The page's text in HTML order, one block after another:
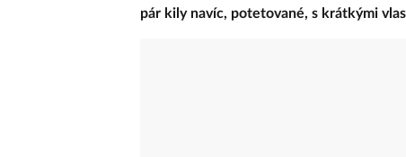
pár kily navíc, potetované, s krátkými